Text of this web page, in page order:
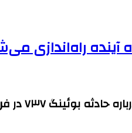
آینده راه‌اندازی
۷۳۷ در فرودگاه امام(ره)